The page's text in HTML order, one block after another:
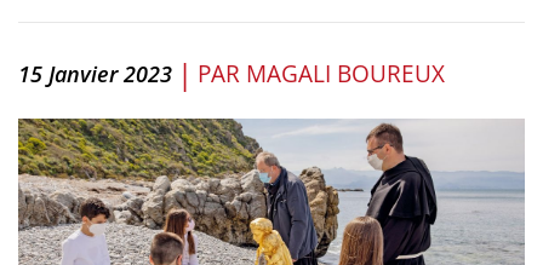
15 Janvier 2023 | PAR MAGALI BOUREUX